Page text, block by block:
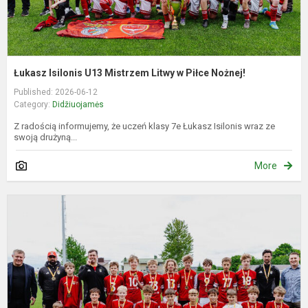
Łukasz Isilonis U13 Mistrzem Litwy w Piłce Nożnej!
Published: 2026-06-12
Category: Didžiuojamės
Z radością informujemy, że uczeń klasy 7e Łukasz Isilonis wraz ze
swoją drużyną...
More